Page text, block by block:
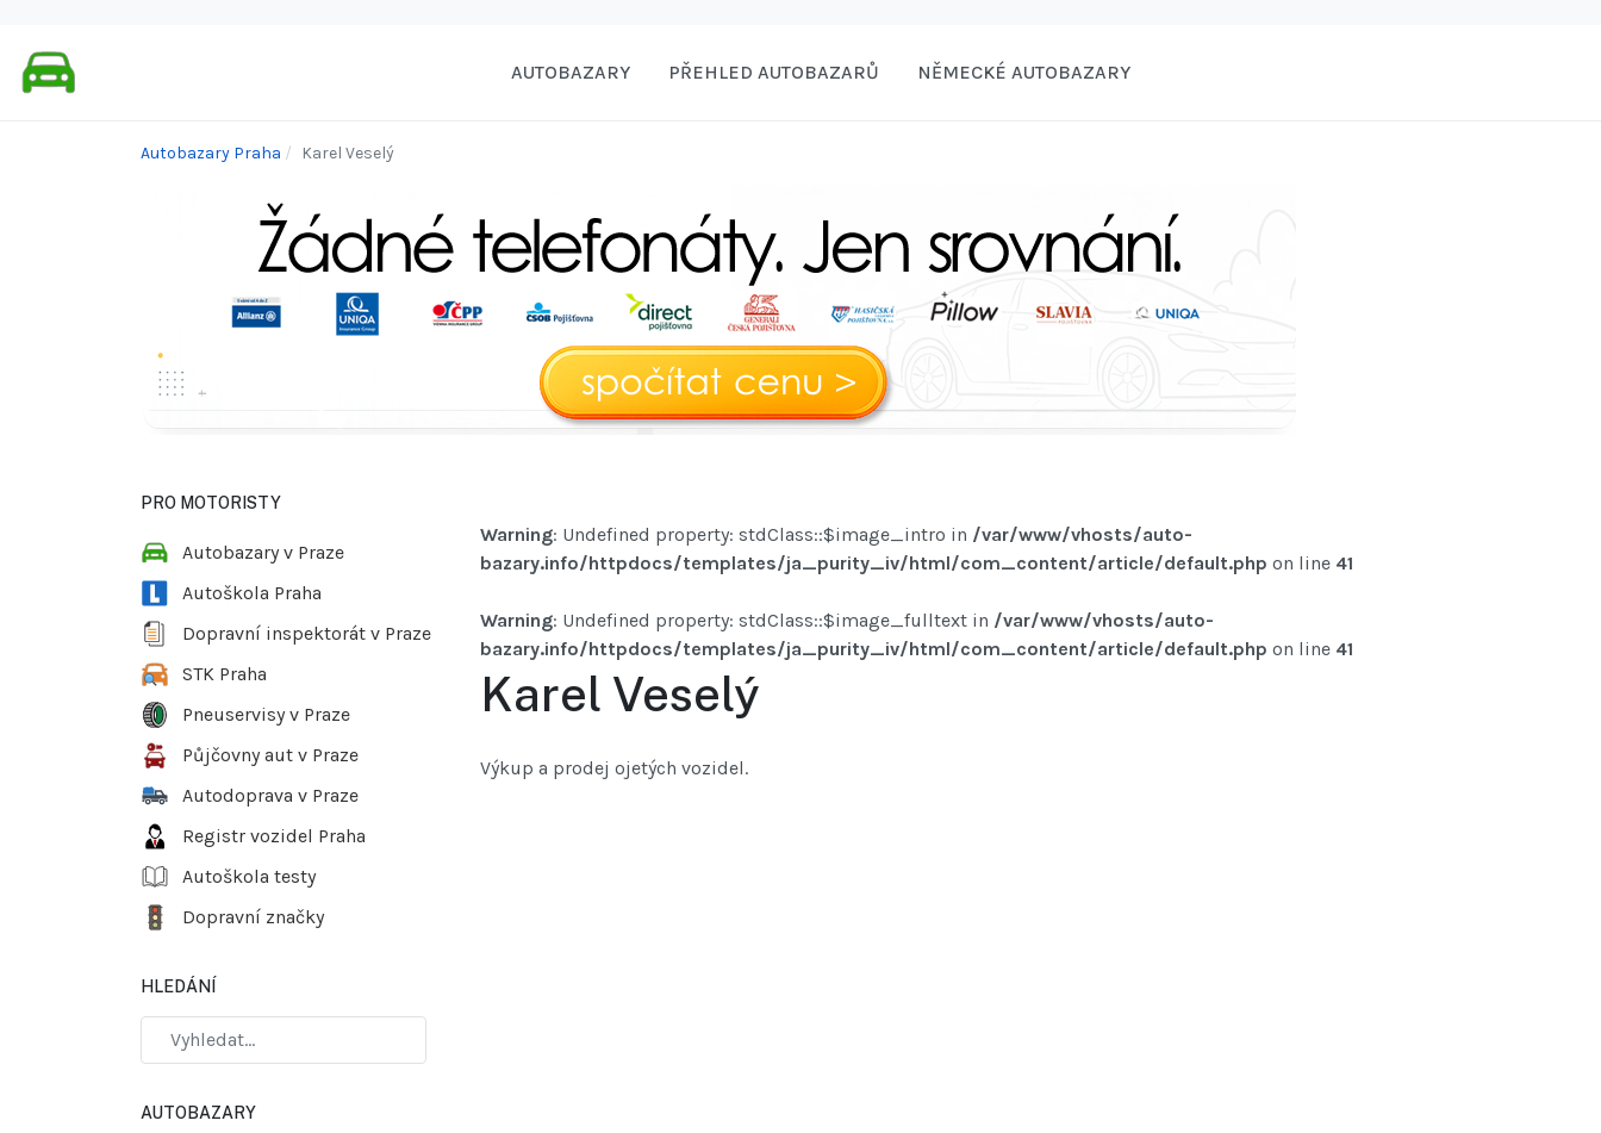
AUTOBAZARY PŘEHLED AUTOBAZARŮ NĚMECKÉ AUTOBAZARY
Autobazary Praha Karel Veselý
Warning: Undefined property: stdClass::$image_intro in /var/www/vhosts/auto-
bazary.info/httpdocs/templates/ja_purity_iv/html/com_content/article/default.php on line 41
Warning: Undefined property: stdClass::$image_fulltext in /var/www/vhosts/auto-
bazary.info/httpdocs/templates/ja_purity_iv/html/com_content/article/default.php on line 41
Karel Veselý
Výkup a prodej ojetých vozidel.
PRO MOTORISTY
Autobazary v Praze
Autoškola Praha
Dopravní inspektorát v Praze
STK Praha
Pneuservisy v Praze
Půjčovny aut v Praze
Autodoprava v Praze
Registr vozidel Praha
Autoškola testy
Dopravní značky
HLEDÁNÍ
AUTOBAZARY